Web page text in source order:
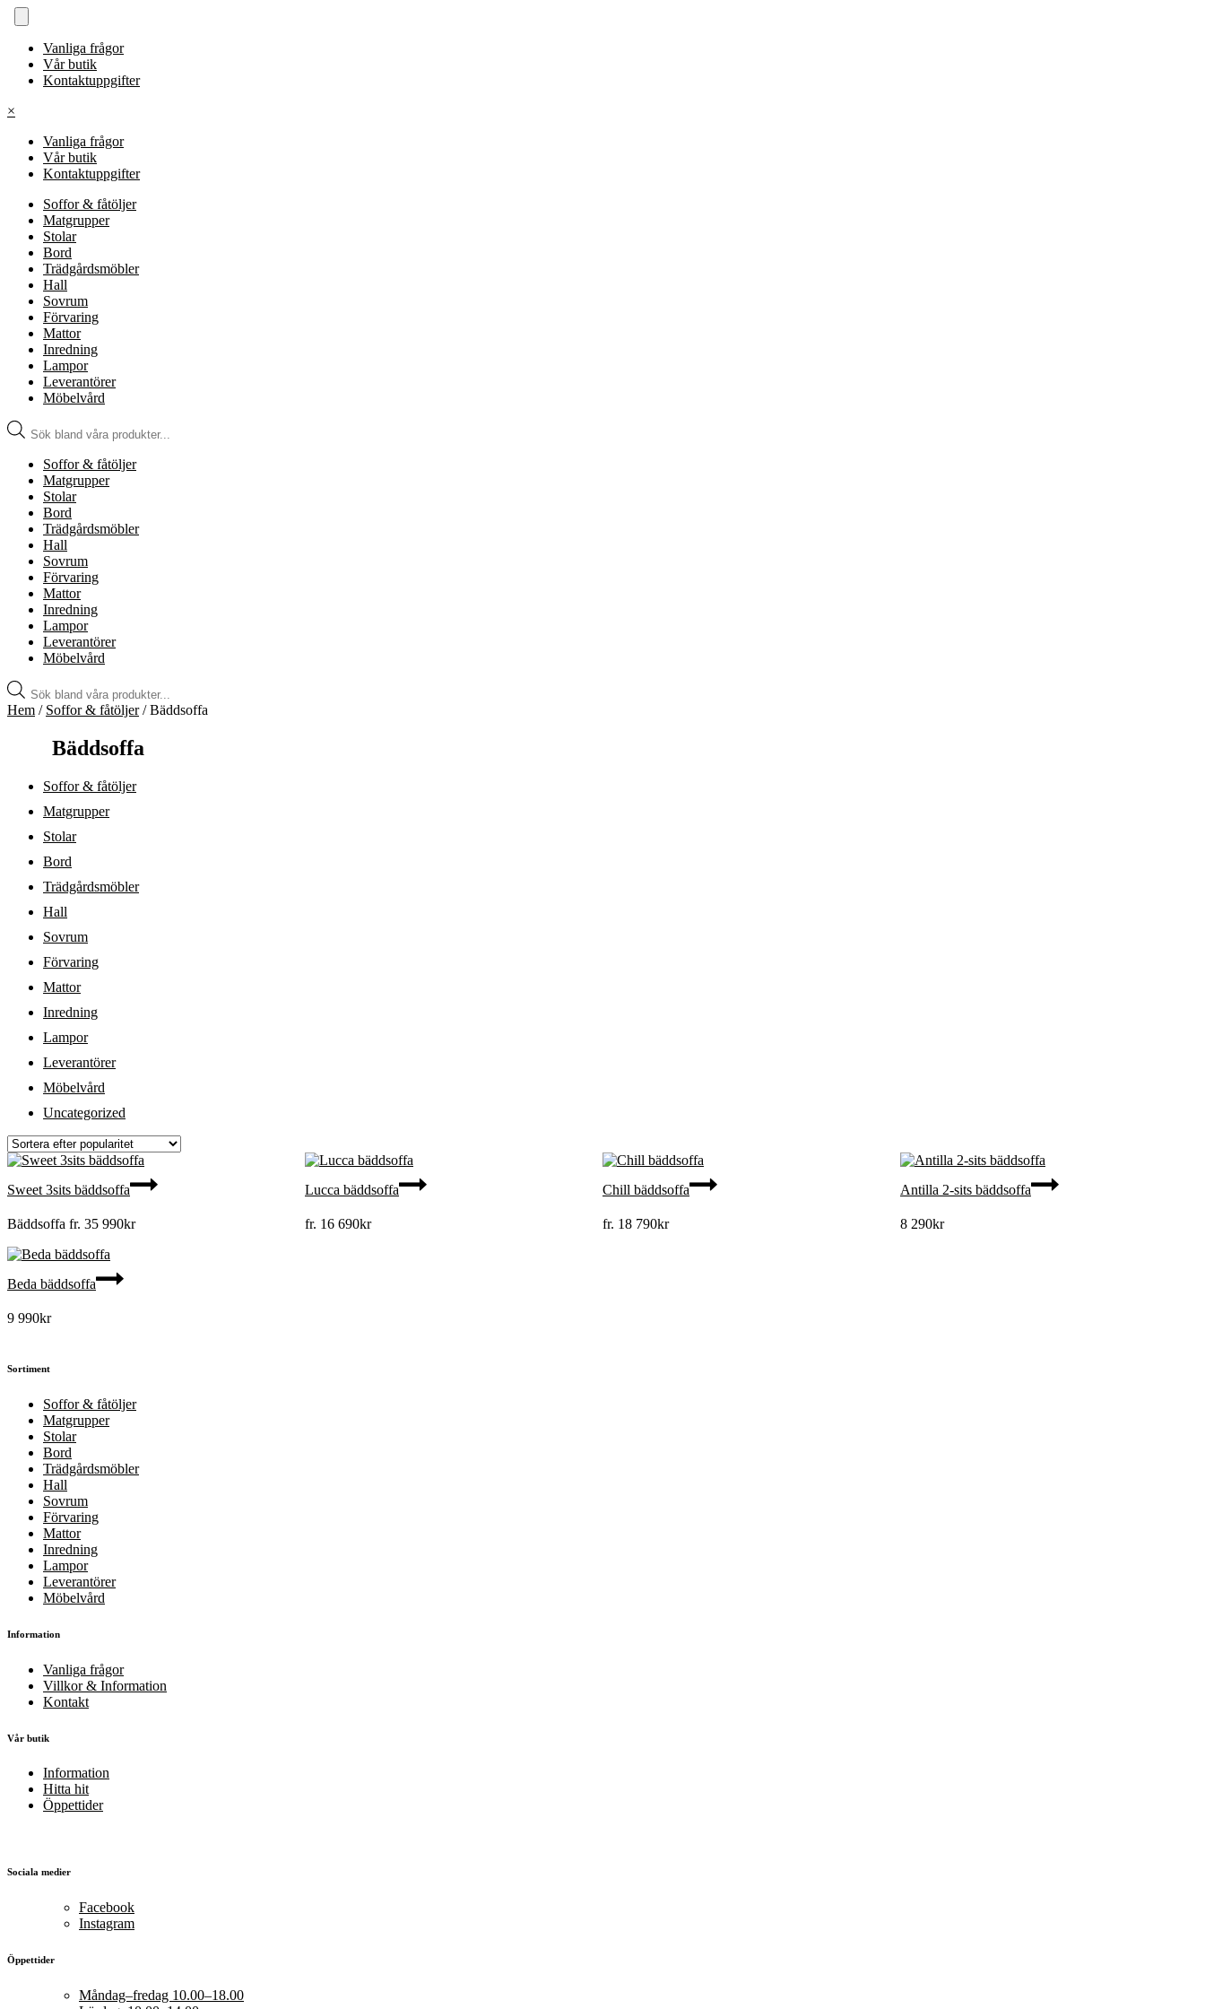
Vanliga frågor
Vår butik
Kontaktuppgifter
×
Vanliga frågor
Vår butik
Kontaktuppgifter
Soffor & fåtöljer
Matgrupper
Stolar
Bord
Trädgårdsmöbler
Hall
Sovrum
Förvaring
Mattor
Inredning
Lampor
Leverantörer
Möbelvård
Produktsökning
Soffor & fåtöljer
Matgrupper
Stolar
Bord
Trädgårdsmöbler
Hall
Sovrum
Förvaring
Mattor
Inredning
Lampor
Leverantörer
Möbelvård
Produktsökning
Hem / Soffor & fåtöljer/ Bäddsoffa
Bäddsoffa
Soffor & fåtöljer
Matgrupper
Stolar
Bord
Trädgårdsmöbler
Hall
Sovrum
Förvaring
Mattor
Inredning
Lampor
Leverantörer
Möbelvård
Uncategorized
Sweet 3sits bäddsoffa
Bäddsoffa fr. 35 990kr
Lucca bäddsoffa
fr. 16 690kr
Chill bäddsoffa
fr. 18 790kr
Antilla 2-sits bäddsoffa
8 290kr
Beda bäddsoffa
9 990kr
Sortiment
Soffor & fåtöljer
Matgrupper
Stolar
Bord
Trädgårdsmöbler
Hall
Sovrum
Förvaring
Mattor
Inredning
Lampor
Leverantörer
Möbelvård
Information
Vanliga frågor
Villkor & Information
Kontakt
Vår butik
Information
Hitta hit
Öppettider
Sociala medier
Facebook
Instagram
Öppettider
Måndag–fredag 10.00–18.00